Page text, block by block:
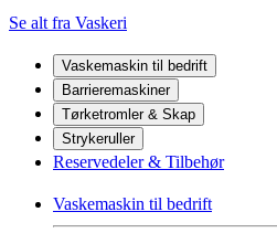
Se alt fra Vaskeri
Vaskemaskin til bedrift
Barrieremaskiner
Tørketromler & Skap
Strykeruller
Reservedeler & Tilbehør
Vaskemaskin til bedrift